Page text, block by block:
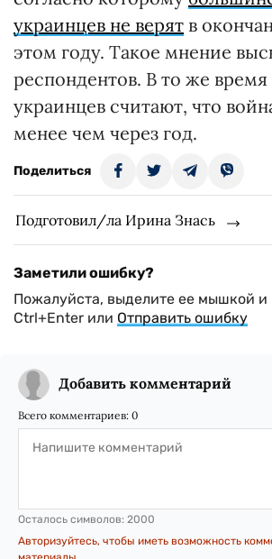
украинцев не верят в
этом году. Такое мнение
респондентов. В то же время
украинцев считают, что
менее чем через год.
Поделиться
Подготовил/ла Ирина Знась
Заметили ошибку?
Пожалуйста, выделите ее мышкой
Ctrl+Enter или Отправить ошибку
Добавить комментарий
Всего комментариев: 0
Осталось символов: 2000
Авторизуйтесь, чтобы иметь возможность